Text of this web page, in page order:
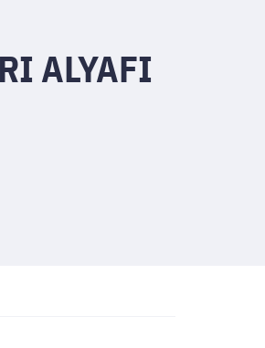
ALYAFI